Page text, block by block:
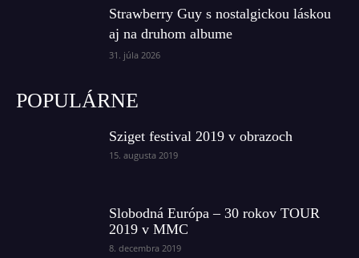
Strawberry Guy s nostalgickou láskou
aj na druhom albume
31. júla 2026
POPULÁRNE
Sziget festival 2019 v obrazoch
15. augusta 2019
Slobodná Európa – 30 rokov TOUR
2019 v MMC
8. decembra 2019